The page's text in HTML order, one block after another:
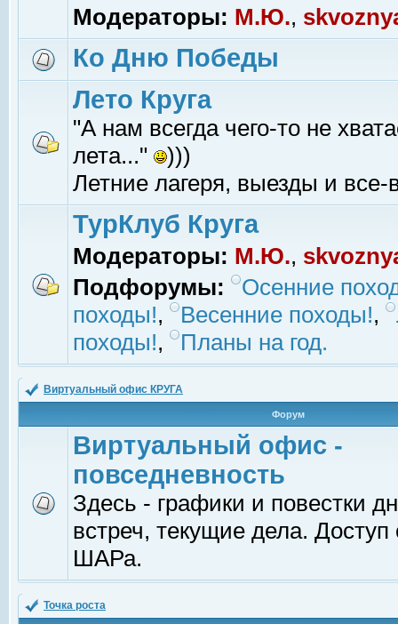
Модераторы: М.Ю.,
Ко Дню Победы
Лето Круга
"А нам всегда чего-то не
лета..."
)))
Летние лагеря, выезды и все-
ТурКлуб Круга
Модераторы: М.Ю.,
Подфорумы:
Осенние
походы!, Весенние походы!,
походы!, Планы на год.
Виртуальный офис КРУГА
Форум
Виртуальный офис -
повседневность
Здесь - графики и повестки
встреч, текущие дела.
ШАРа.
Точка роста